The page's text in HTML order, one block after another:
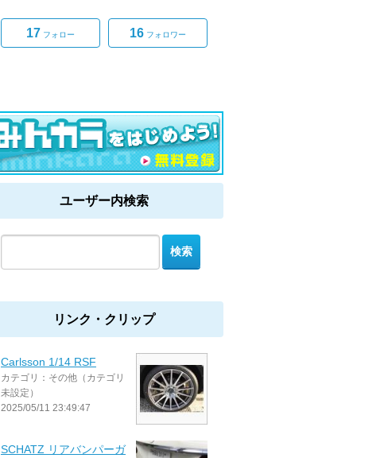
17 フォロー 16 フォロワー
ユーザー内検索
リンク・クリップ
Carlsson 1/14 RSF
カテゴリ：その他（カテゴリ
未設定）
2025/05/11 23:49:47
SCHATZ リアバンパーガ